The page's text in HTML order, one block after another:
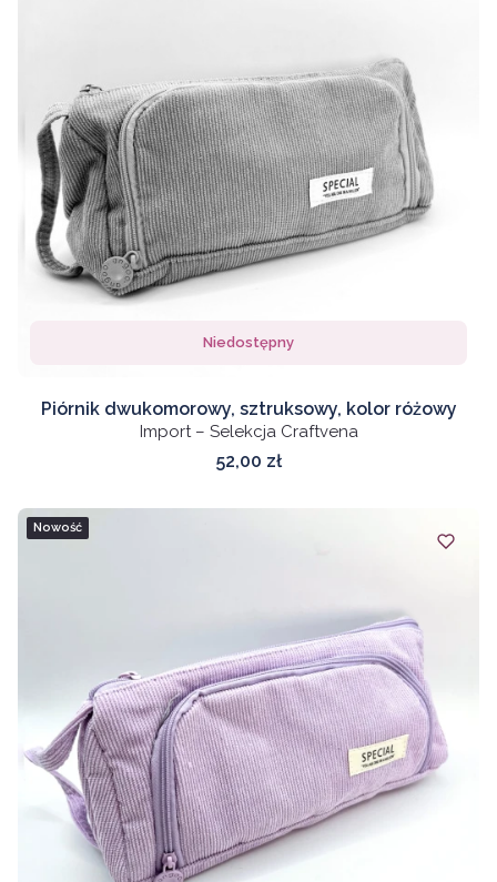
Niedostępny
Piórnik dwukomorowy, sztruksowy, kolor różowy
Import – Selekcja Craftvena
Cena
52,00 zł
Nowość